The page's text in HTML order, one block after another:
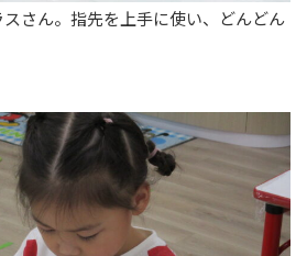
さん。指先を上手に使い、どんどん